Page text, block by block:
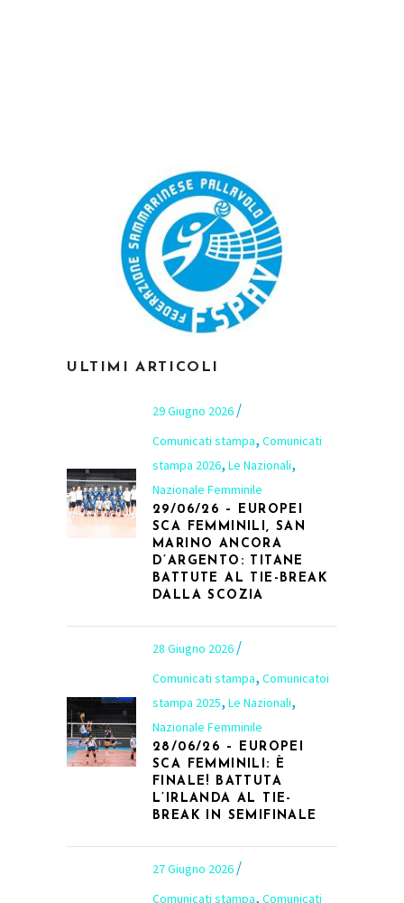
ULTIMI ARTICOLI
29 Giugno 2026
Comunicati stampa, Comunicati
stampa 2026, Le Nazionali,
Nazionale Femminile
29/06/26 – EUROPEI
SCA FEMMINILI, SAN
MARINO ANCORA
D’ARGENTO: TITANE
BATTUTE AL TIE-BREAK
DALLA SCOZIA
28 Giugno 2026
Comunicati stampa, Comunicatoi
stampa 2025, Le Nazionali,
Nazionale Femminile
28/06/26 – EUROPEI
SCA FEMMINILI: È
FINALE! BATTUTA
L’IRLANDA AL TIE-
BREAK IN SEMIFINALE
27 Giugno 2026
Comunicati stampa, Comunicati